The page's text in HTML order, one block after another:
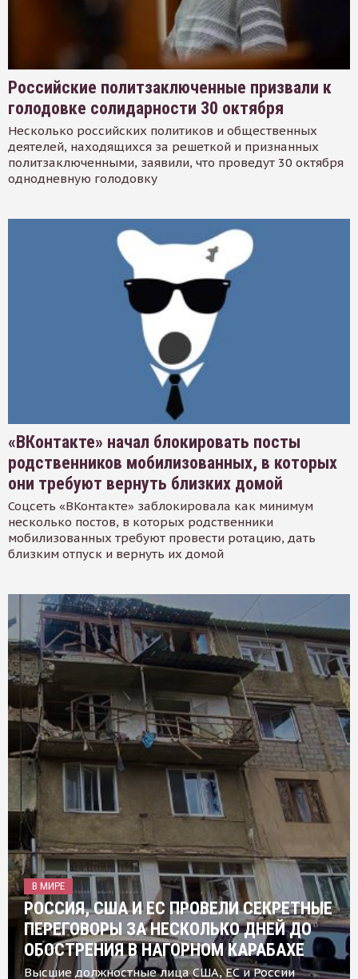
Российские политзаключенные призвали к
голодовке солидарности 30 октября
Несколько российских политиков и общественных
деятелей, находящихся за решеткой и признанных
политзаключенными, заявили, что проведут 30 октября
однодневную голодовку
«ВКонтакте» начал блокировать посты
родственников мобилизованных, в которых
они требуют вернуть близких домой
Соцсеть «ВКонтакте» заблокировала как минимум
несколько постов, в которых родственники
мобилизованных требуют провести ротацию, дать
близким отпуск и вернуть их домой
В МИРЕ
РОССИЯ, США И ЕС ПРОВЕЛИ СЕКРЕТНЫЕ
ПЕРЕГОВОРЫ ЗА НЕСКОЛЬКО ДНЕЙ ДО
ОБОСТРЕНИЯ В НАГОРНОМ КАРАБАХЕ
Высшие должностные лица США, ЕС и России